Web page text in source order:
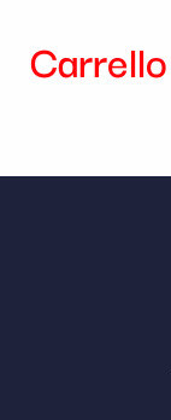
Carrello